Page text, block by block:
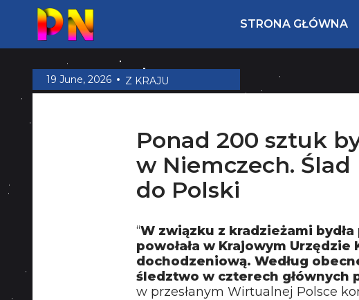
STRONA GŁÓWNA
19 June, 2026 Z KRAJU
Ponad 200 sztuk
w Niemczech.
do Polski
“W związku z kradzieżami
powołała w Krajowym
dochodzeniową. Według
śledztwo w czterech głównych
w przesłanym Wirtualnej Polsce